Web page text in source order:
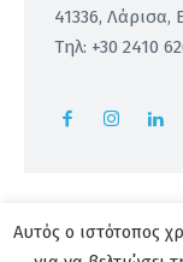
41336, Λάρισα,
Τηλ: +30 2410
Αυτός ο ιστότοπος